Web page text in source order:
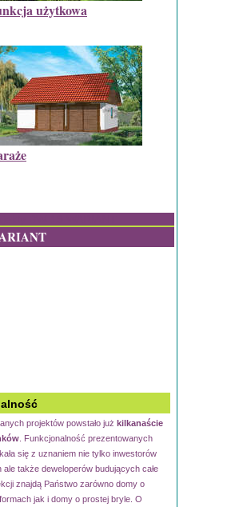
użytkowa
projektów powstało już kilkanaście
. Funkcjonalność prezentowanych
się z uznaniem nie tylko inwestorów
ale także deweloperów budujących całe
znajdą Państwo zarówno domy o
jak i domy o prostej bryle. O